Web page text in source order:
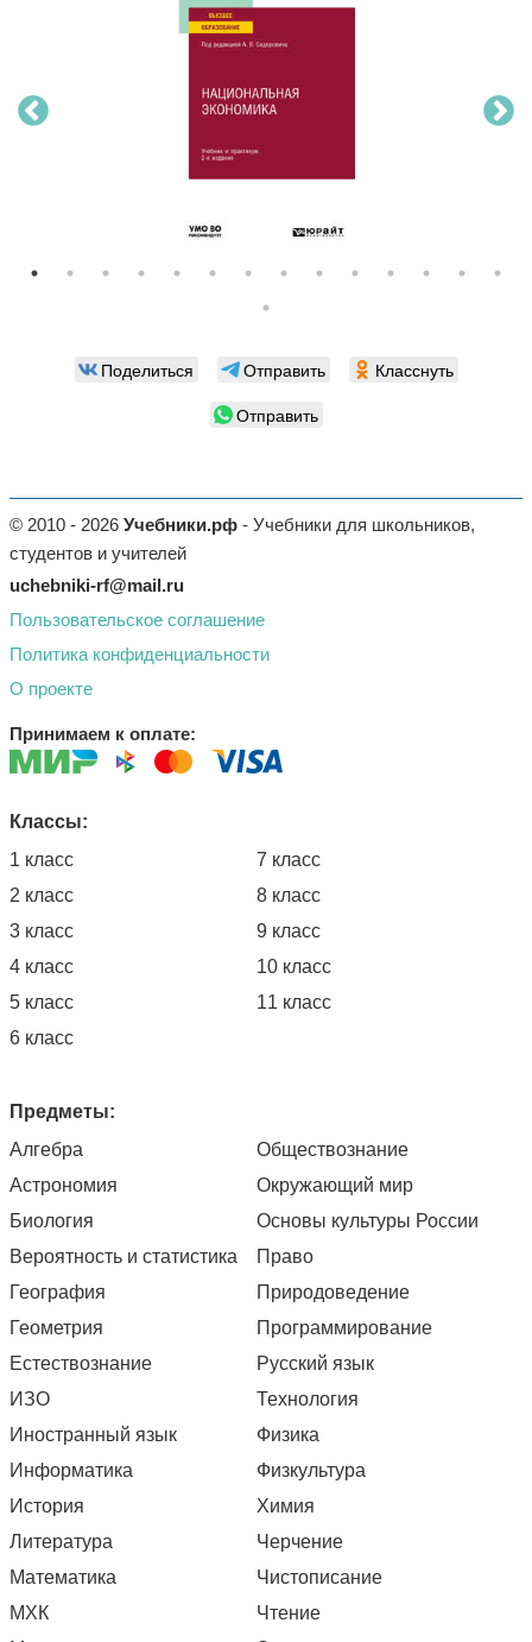
Поделиться Отправить
Класснуть
Отправить
© 2010 - 2026 Учебники.рф - Учебники для школьников,
студентов и учителей
uchebniki-rf@mail.ru
Пользовательское соглашение
Политика конфиденциальности
О проекте
Принимаем к оплате:
Классы:
1 класс
2 класс
3 класс
4 класс
5 класс
6 класс
7 класс
8 класс
9 класс
10 класс
11 класс
Предметы:
Алгебра
Астрономия
Биология
Вероятность и статистика
География
Геометрия
Естествознание
ИЗО
Иностранный язык
Информатика
История
Литература
Математика
МХК
Обществознание
Окружающий мир
Основы культуры России
Право
Природоведение
Программирование
Русский язык
Технология
Физика
Физкультура
Химия
Черчение
Чистописание
Чтение